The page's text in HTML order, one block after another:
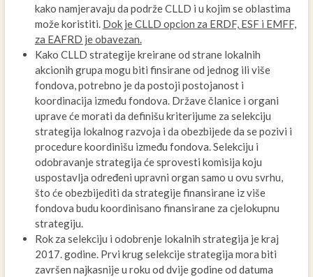
kako namjeravaju da podrže CLLD i u kojim se oblastima
može koristiti. Dok je CLLD opcion za ERDF, ESF i EMFF,
za EAFRD je obavezan.
Kako CLLD strategije kreirane od strane lokalnih
akcionih grupa mogu biti finsirane od jednog ili više
fondova, potrebno je da postoji postojanost i
koordinacija između fondova. Države članice i organi
uprave će morati da definišu kriterijume za selekciju
strategija lokalnog razvoja i da obezbijede da se pozivi i
procedure koordinišu između fondova. Selekciju i
odobravanje strategija će sprovesti komisija koju
uspostavlja određeni upravni organ samo u ovu svrhu,
što će obezbijediti da strategije finansirane iz više
fondova budu koordinisano finansirane za cjelokupnu
strategiju.
Rok za selekciju i odobrenje lokalnih strategija je kraj
2017. godine. Prvi krug selekcije strategija mora biti
završen najkasnije u roku od dvije godine od datuma